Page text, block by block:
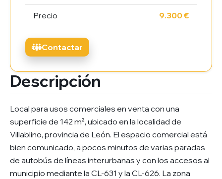
Descripción
Local para usos comerciales en venta con una
superficie de 142 m², ubicado en la localidad de
Villablino, provincia de León. El espacio comercial está
bien comunicado, a pocos minutos de varias paradas
de autobús de líneas interurbanas y con los accesos al
municipio mediante la CL-631 y la CL-626. La zona
Precio 9.300 €
Contactar